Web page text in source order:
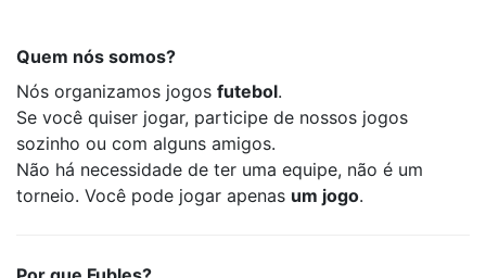
Quem nós somos?
Nós organizamos jogos futebol.
Se você quiser jogar, participe de nossos jogos
sozinho ou com alguns amigos.
Não há necessidade de ter uma equipe, não é um
torneio. Você pode jogar apenas um jogo.